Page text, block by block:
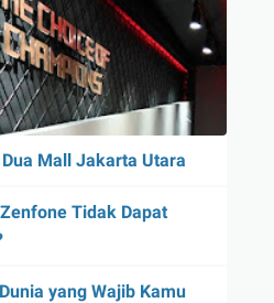
Mall Jakarta Utara
Tidak Dapat
yang Wajib Kamu